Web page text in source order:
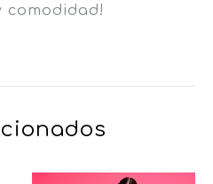
comodidad!